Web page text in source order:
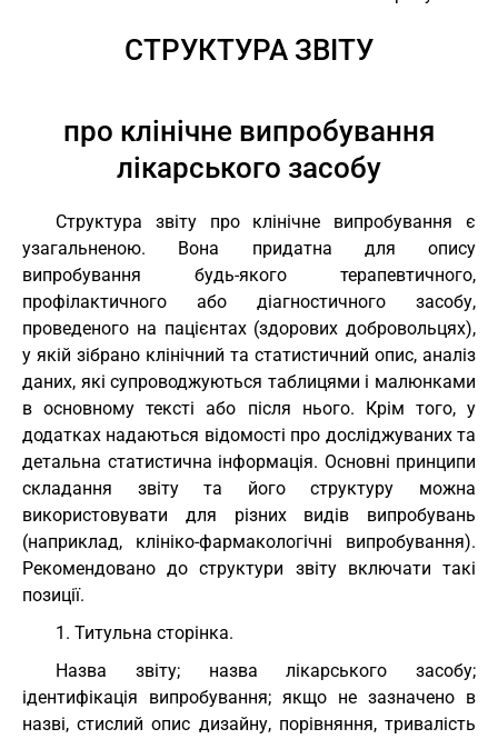
СТРУКТУРА ЗВІТУ
про клінічне випробування
лікарського засобу
Структура звіту про клінічне випробування є
узагальненою. Вона придатна для опису
випробування будь-якого терапевтичного,
профілактичного або діагностичного засобу,
проведеного на пацієнтах (здорових добровольцях),
у якій зібрано клінічний та статистичний опис, аналіз
даних, які супроводжуються таблицями і малюнками
в основному тексті або після нього. Крім того, у
додатках надаються відомості про досліджуваних та
детальна статистична інформація. Основні принципи
складання звіту та його структуру можна
використовувати для різних видів випробувань
(наприклад, клініко-фармакологічні випробування).
Рекомендовано до структури звіту включати такі
позиції.
1. Титульна сторінка.
Назва звіту; назва лікарського засобу;
ідентифікація випробування; якщо не зазначено в
назві, стислий опис дизайну, порівняння, тривалість